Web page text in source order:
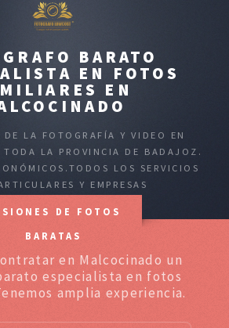
BARATO
EN FOTOS
EN
DE LA FOTOGRAFÍA Y VIDEO EN
TODA LA PROVINCIA DE BADAJOZ.
LOS SERVICIOS
Y EMPRESAS
DE FOTOS
BARATAS
en Malcocinado un
especialista en fotos
amplia experiencia.